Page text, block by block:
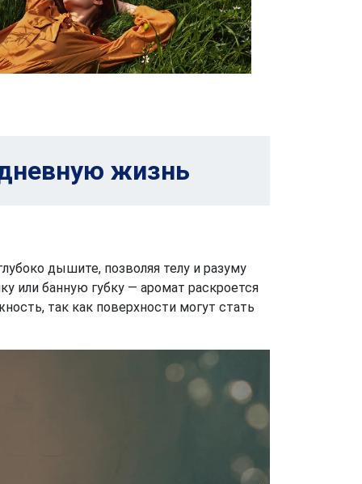
жизнь
дышите, позволяя телу и разуму
или банную губку — аромат раскроется
так как поверхности могут стать